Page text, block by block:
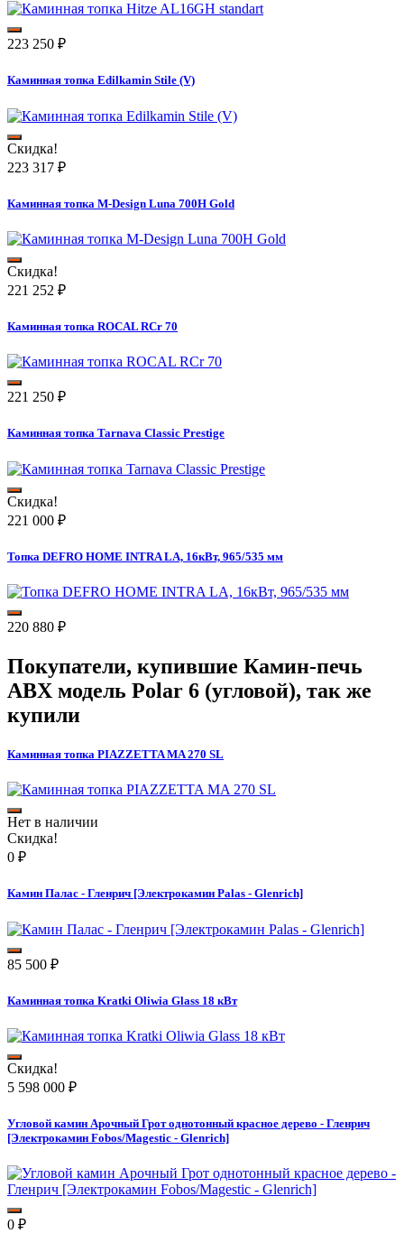
223 250 ₽
Каминная топка Edilkamin Stile (V)
Скидка!
223 317 ₽
Каминная топка M-Design Luna 700H Gold
Скидка!
221 252 ₽
Каминная топка ROCAL RCr 70
221 250 ₽
Каминная топка Tarnava Classic Prestige
Скидка!
221 000 ₽
Топка DEFRO HOME INTRA LA, 16кВт, 965/535 мм
220 880 ₽
Покупатели, купившие Камин-печь
ABX модель Polar 6 (угловой), так же
купили
Каминная топка PIAZZETTA MA 270 SL
Нет в наличии
Скидка!
0 ₽
Камин Палас - Гленрич [Электрокамин Palas - Glenrich]
85 500 ₽
Каминная топка Kratki Oliwia Glass 18 кВт
Скидка!
5 598 000 ₽
Угловой камин Арочный Грот однотонный красное дерево - Гленрич
[Электрокамин Fobos/Magestic - Glenrich]
0 ₽